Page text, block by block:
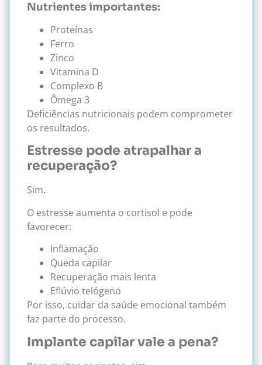
Nutrientes importantes:
Proteínas
Ferro
Zinco
Vitamina D
Complexo B
Ômega 3
Deficiências nutricionais podem comprometer
os resultados.
Estresse pode atrapalhar a
recuperação?
Sim.
O estresse aumenta o cortisol e pode
favorecer:
Inflamação
Queda capilar
Recuperação mais lenta
Eflúvio telógeno
Por isso, cuidar da saúde emocional também
faz parte do processo.
Implante capilar vale a pena?